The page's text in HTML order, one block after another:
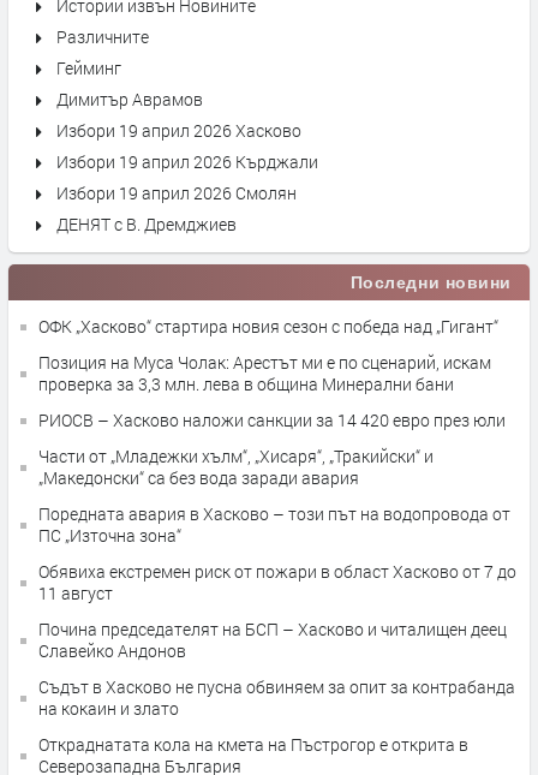
Истории извън Новините
Различните
Гейминг
Димитър Аврамов
Избори 19 април 2026 Хасково
Избори 19 април 2026 Кърджали
Избори 19 април 2026 Смолян
ДЕНЯТ с В. Дремджиев
Последни новини
ОФК „Хасково“ стартира новия сезон с победа над „Гигант“
Позиция на Муса Чолак: Арестът ми е по сценарий, искам
проверка за 3,3 млн. лева в община Минерални бани
РИОСВ – Хасково наложи санкции за 14 420 евро през юли
Части от „Младежки хълм“, „Хисаря“, „Тракийски“ и
„Македонски“ са без вода заради авария
Поредната авария в Хасково – този път на водопровода от
ПС „Източна зона“
Обявиха екстремен риск от пожари в област Хасково от 7 до
11 август
Почина председателят на БСП – Хасково и читалищен деец
Славейко Андонов
Съдът в Хасково не пусна обвиняем за опит за контрабанда
на кокаин и злато
Откраднатата кола на кмета на Пъстрогор е открита в
Северозападна България